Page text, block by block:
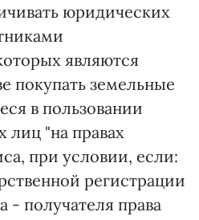
юридических
являются
покупать земельные
в пользовании
лиц "на правах
при условии, если:
регистрации
- получателя права